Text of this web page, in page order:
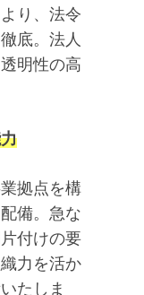
り、法令
底。法人
明性の高
拠点を構
備。急な
付けの要
力を活か
たしま